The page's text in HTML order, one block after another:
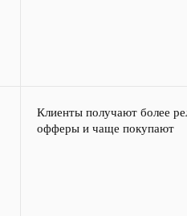
Клиенты получают более
офферы и чаще покупают
старту